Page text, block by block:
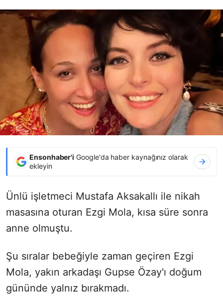
Ensonhaber'i Google'da haber kaynağınız olarak
ekleyin
Ünlü işletmeci Mustafa Aksakallı ile nikah
masasına oturan Ezgi Mola, kısa süre sonra
anne olmuştu.
Şu sıralar bebeğiyle zaman geçiren Ezgi
Mola, yakın arkadaşı Gupse Özay'ı doğum
gününde yalnız bırakmadı.